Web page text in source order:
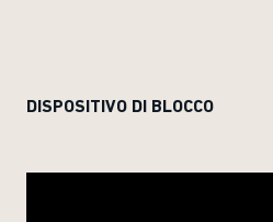
DISPOSITIVO DI BLOCCO